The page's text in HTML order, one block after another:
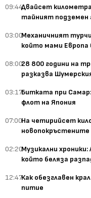
09:44Двайсет
тайният подземен
03:00Механичният
който мами Европа
08:0028 800 години на
разказва
03:17Битката при
флот на Япония
07:00На четирийсет
новопокръстените
02:20Музикални
който беляза
12:47Как обезглавен
питие